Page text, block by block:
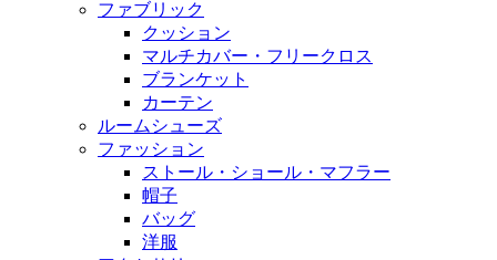
ファブリック
クッション
マルチカバー・フリークロス
ブランケット
カーテン
ルームシューズ
ファッション
ストール・ショール・マフラー
帽子
バッグ
洋服